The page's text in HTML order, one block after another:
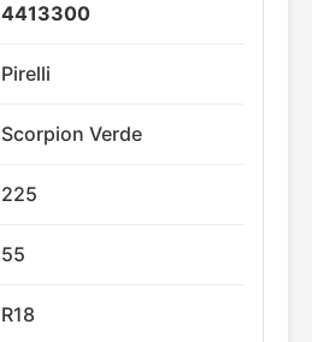
4413300
Pirelli
Scorpion Verde
225
55
R18